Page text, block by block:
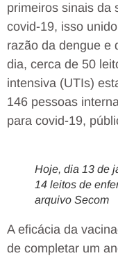
primeiros sinais da
covid-19, isso
razão da dengue e
dia, cerca de 50
intensiva (UTIs)
146 pessoas
para covid-19,
Hoje, dia 13 de
14 leitos de
arquivo Secom
A eficácia da
de completar um